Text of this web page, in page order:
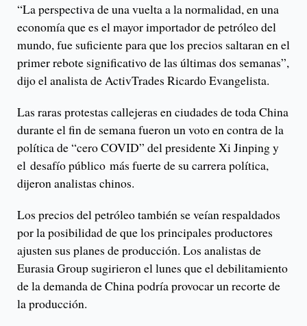
“La perspectiva de una vuelta a la normalidad, en una
economía que es el mayor importador de petróleo del
mundo, fue suficiente para que los precios saltaran en el
primer rebote significativo de las últimas dos semanas”,
dijo el analista de ActivTrades Ricardo Evangelista.
Las raras protestas callejeras en ciudades de toda China
durante el fin de semana fueron un voto en contra de la
política de “cero COVID” del presidente Xi Jinping y
el desafío público más fuerte de su carrera política,
dijeron analistas chinos.
Los precios del petróleo también se veían respaldados
por la posibilidad de que los principales productores
ajusten sus planes de producción. Los analistas de
Eurasia Group sugirieron el lunes que el debilitamiento
de la demanda de China podría provocar un recorte de
la producción.